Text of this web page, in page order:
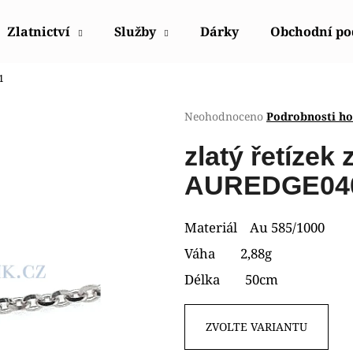
Zlatnictví Služby Dárky Obchodní
Průměrné
produktu
je
0,0
z
hvězdiček.
Neohodnoceno Podrobnosti
zlatý řetízek
Materiál Au 585/1000
Váha 2,88g
Délka 50cm
ZVOLTE VARIANTU
HLEDAT